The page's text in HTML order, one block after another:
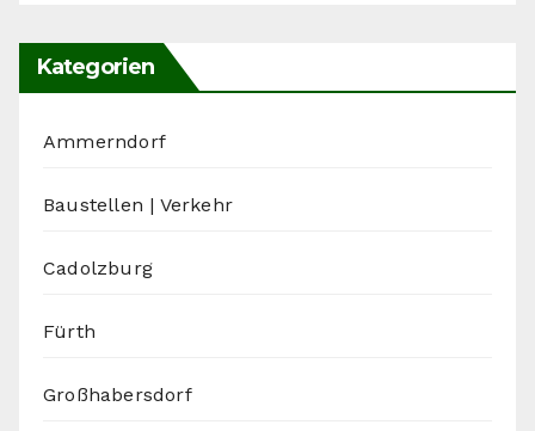
Kategorien
Ammerndorf
Baustellen | Verkehr
Cadolzburg
Fürth
Großhabersdorf